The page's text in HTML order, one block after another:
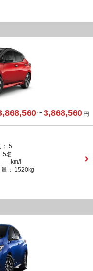
~3,868,560 円
5
5名
----km/l
：
1520kg